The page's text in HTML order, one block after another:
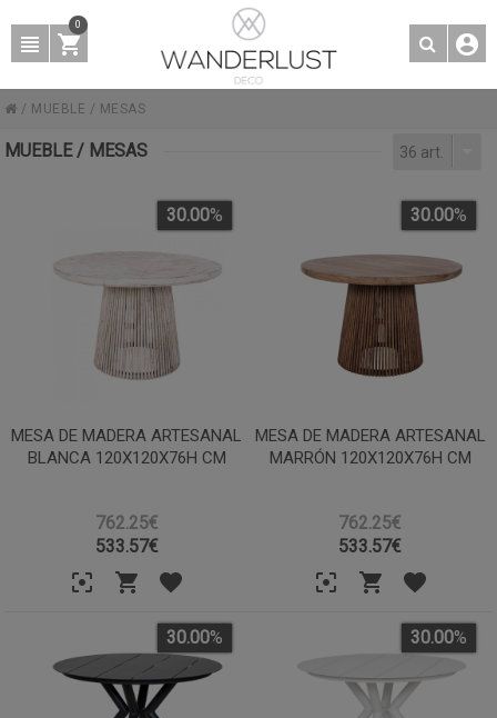
0
/ MUEBLE / MESAS
MUEBLE / MESAS 36 art.
MESA DE MADERA ARTESANAL
BLANCA 120X120X76H CM
762.25€
30.00%
533.57€
MESA DE MADERA ARTESANAL
MARRÓN 120X120X76H CM
762.25€
30.00%
533.57€
30.00% 30.00%